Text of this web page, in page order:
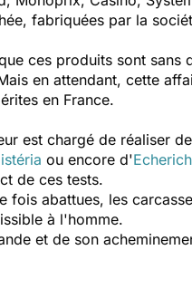
fabriquées par la
ces produits sont sans
en attendant, cette
en France.
est chargé de réaliser
ou encore d'
de ces tests.
fois abattues, les
à l'homme.
et de son